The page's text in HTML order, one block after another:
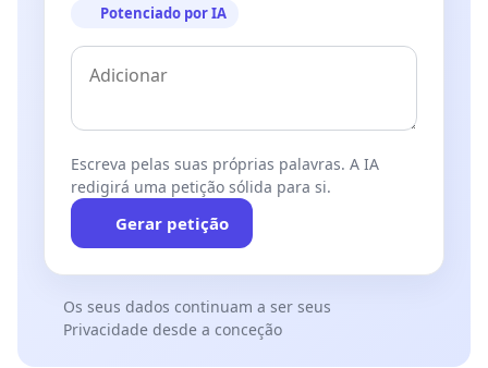
Potenciado por IA
Escreva pelas suas próprias palavras. A IA
redigirá uma petição sólida para si.
Gerar petição
Os seus dados continuam a ser seus
Privacidade desde a conceção